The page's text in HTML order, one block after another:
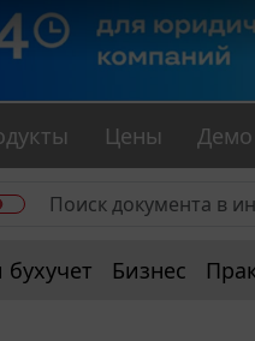
Цены Демо
Бизнес